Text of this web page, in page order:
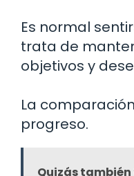
Es normal
trata de
objetivos y
La
progreso.
Quizás